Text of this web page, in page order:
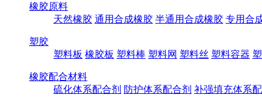
橡胶原料
天然橡胶 通用合成橡胶 半通用合成橡胶 专用合
塑胶
塑料板 橡胶板 塑料棒 塑料网 塑料丝 塑料容器
橡胶配合材料
硫化体系配合剂 防护体系配合剂 补强填充体系